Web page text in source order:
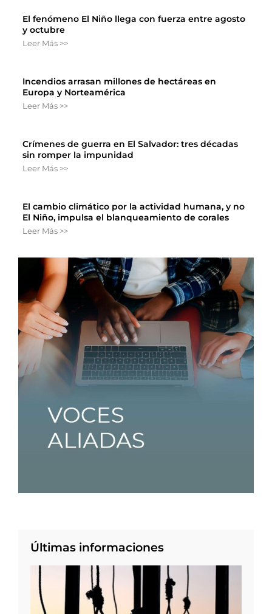
El fenómeno El Niño llega con fuerza entre agosto
y octubre
Leer Más >>
Incendios arrasan millones de hectáreas en
Europa y Norteamérica
Leer Más >>
Crímenes de guerra en El Salvador: tres décadas
sin romper la impunidad
Leer Más >>
El cambio climático por la actividad humana, y no
El Niño, impulsa el blanqueamiento de corales
Leer Más >>
Últimas informaciones